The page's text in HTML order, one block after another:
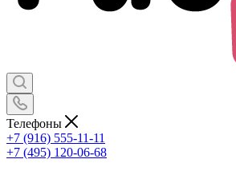
Телефоны
+7 (916) 555-11-11
+7 (495) 120-06-68